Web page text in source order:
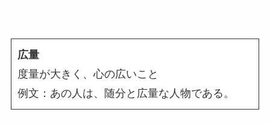
広量
度量が大きく、心の広いこと
例文：あの人は、随分と広量な人物である。